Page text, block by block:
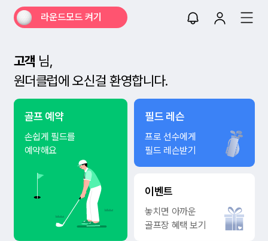
라운드모드 켜기
고객 님,
원더클럽에 오신걸 환영합니다.
골프 예약
손쉽게 필드를
예약해요
필드 레슨
프로 선수에게
필드 레슨받기
이벤트
놓치면 아까운
골프장 혜택 보기